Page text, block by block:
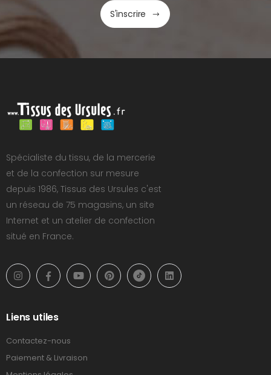
S'inscrire
Spécialiste du tissu, de la mercerie
et de la confection sur mesure
depuis 1986, Tissus des Ursules c'est
un réseau de 75 magasins, un site
Internet et un atelier de confection
situé en France.
Liens utiles
Contactez-nous
Paiement & Livraison